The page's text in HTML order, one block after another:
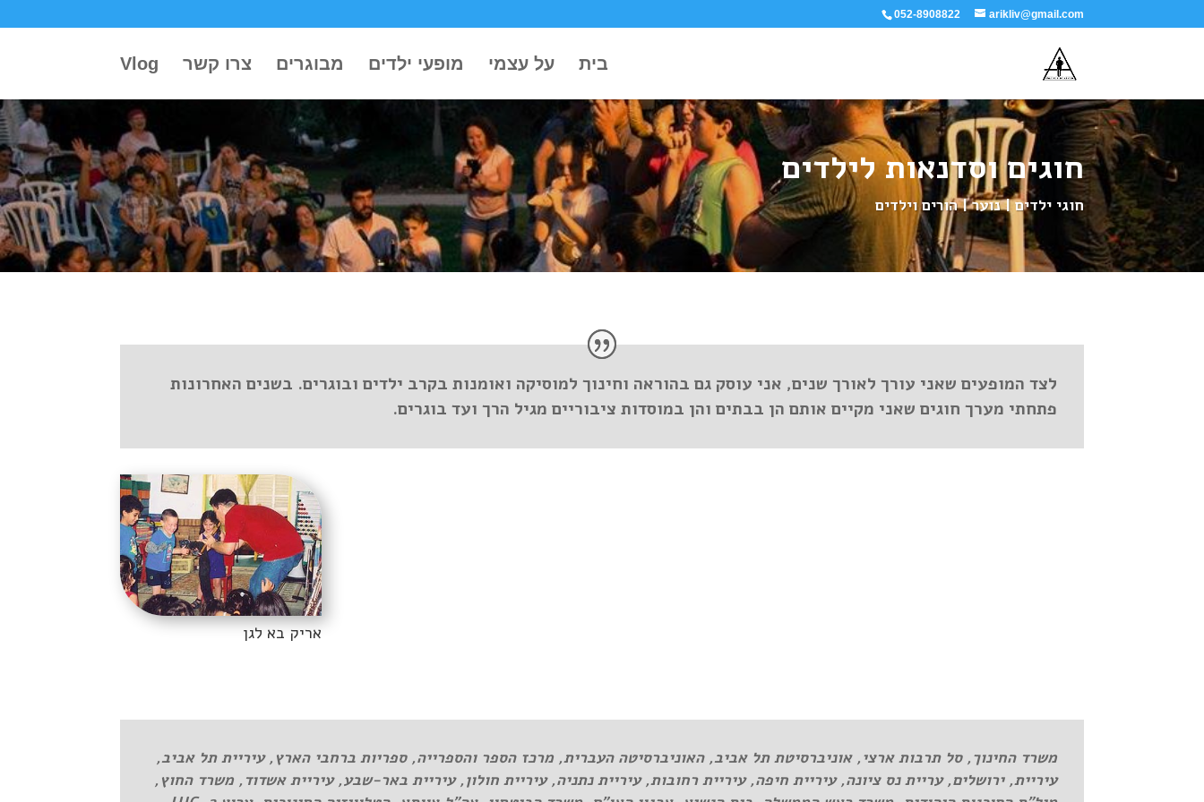
052-8908822 arikliv@gmail.com
בית על עצמי מופעי ילדים מבוגרים צרו קשר Vlog
חוגים וסדנאות לילדים
חוגי ילדים | נוער | הורים וילדים
לצד המופעים שאני עורך לאורך שנים, אני עוסק גם בהוראה וחינוך למוסיקה ואומנות בקרב ילדים ובוגרים. בשנים האחרונות
פתחתי מערך חוגים שאני מקיים אותם הן בבתים והן במוסדות ציבוריים מגיל הרך ועד בוגרים.
אריק בא לגן
משרד החינוך, סל תרבות ארצי, אוניברסיטת תל אביב, האוניברסיטה העברית, מרכז הספר והספרייה, ספריות ברחבי הארץ, עיריית תל אביב,
עיריית, ירושלים, עריית נס ציונה, עיריית חיפה, עיריית רחובות, עיריית נתניה, עיריית חולון, עיריית באר-שבע, עיריית אשדוד, משרד החוץ,